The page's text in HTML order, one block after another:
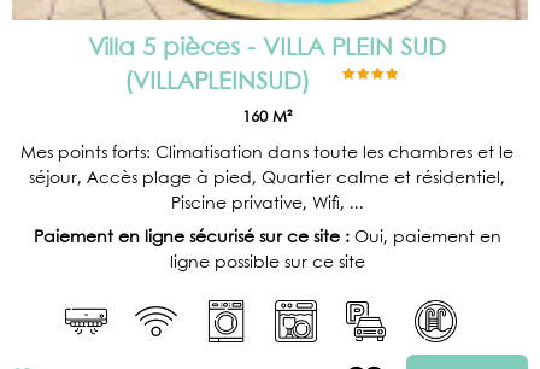
Villa 5 pièces - VILLA PLEIN SUD
(VILLAPLEINSUD)
160 M²
Mes points forts: Climatisation dans toute les chambres et le
séjour, Accès plage à pied, Quartier calme et résidentiel,
Piscine privative, Wifi, ...
Paiement en ligne sécurisé sur ce site : Oui, paiement en
ligne possible sur ce site